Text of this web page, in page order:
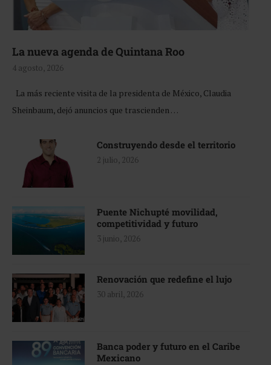
La nueva agenda de Quintana Roo
4 agosto, 2026
La más reciente visita de la presidenta de México, Claudia
Sheinbaum, dejó anuncios que trascienden …
Construyendo desde el territorio
2 julio, 2026
Puente Nichupté movilidad,
competitividad y futuro
3 junio, 2026
Renovación que redefine el lujo
30 abril, 2026
Banca poder y futuro en el Caribe
Mexicano